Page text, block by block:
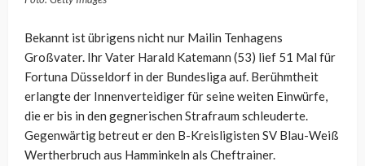
Bekannt ist übrigens nicht nur Mailin Tenhagens
Großvater. Ihr Vater Harald Katemann (53) lief 51 Mal für
Fortuna Düsseldorf in der Bundesliga auf. Berühmtheit
erlangte der Innenverteidiger für seine weiten Einwürfe,
die er bis in den gegnerischen Strafraum schleuderte.
Gegenwärtig betreut er den B-Kreisligisten SV Blau-Weiß
Wertherbruch aus Hamminkeln als Cheftrainer.